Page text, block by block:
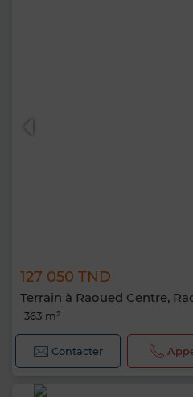
127 050 TND
Terrain à Raoued Centre,
363 m²
Contacter